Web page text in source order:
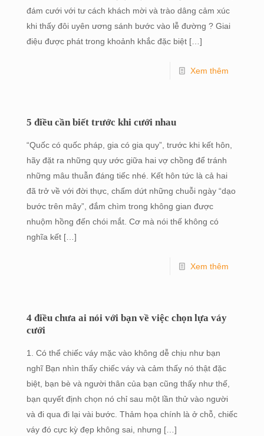
đám cưới với tư cách khách mời và trào dâng cảm xúc
khi thấy đôi uyên ương sánh bước vào lễ đường ? Giai
điệu được phát trong khoảnh khắc đặc biệt […]
Xem thêm
5 điều cần biết trước khi cưới nhau
“Quốc có quốc pháp, gia có gia quy”, trước khi kết hôn,
hãy đặt ra những quy ước giữa hai vợ chồng để tránh
những mâu thuẫn đáng tiếc nhé. Kết hôn tức là cả hai
đã trở về với đời thực, chấm dứt những chuỗi ngày “dạo
bước trên mây”, đắm chìm trong không gian được
nhuộm hồng đến chói mắt. Cơ mà nói thế không có
nghĩa kết […]
Xem thêm
4 điều chưa ai nói với bạn về việc chọn lựa váy
cưới
1. Có thể chiếc váy mặc vào không dễ chịu như bạn
nghĩ Bạn nhìn thấy chiếc váy và cảm thấy nó thật đặc
biệt, bạn bè và người thân của bạn cũng thấy như thế,
bạn quyết định chọn nó chỉ sau một lần thử vào người
và đi qua đi lại vài bước. Thảm họa chính là ở chỗ, chiếc
váy đó cực kỳ đẹp không sai, nhưng […]